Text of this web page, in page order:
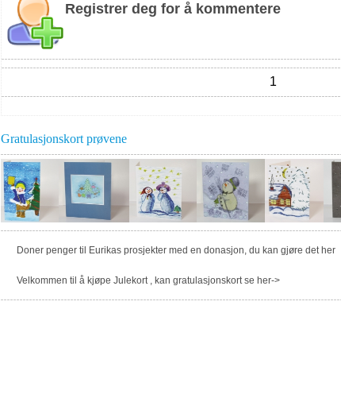
Registrer deg for å kommentere
1
Gratulasjonskort prøvene
Doner penger til Eurikas prosjekter med en donasjon, du kan gjøre det her
Velkommen til å kjøpe Julekort , kan gratulasjonskort se her->